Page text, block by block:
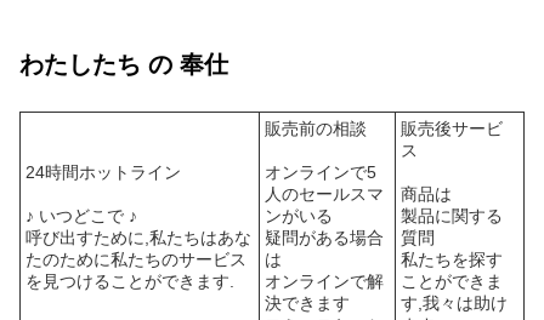
わたしたち の 奉仕
24時間ホットライン
♪ いつどこで ♪
呼び出すために,私たちはあな
たのために私たちのサービス
を見つけることができます.
販売前の相談
オンラインで5
人のセールスマ
ンがいる
疑問がある場合
は
オンラインで解
決できます
販売後サービ
ス
商品は
製品に関する
質問
私たちを探す
ことができま
す,我々は助け